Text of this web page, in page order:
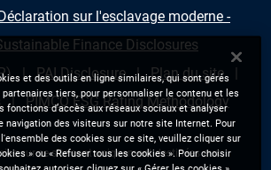
sur l'esclavage moderne -
Finance Disclosures
PAI Disclosure
Plan du site
PIMCO ESG Rating Methodology
sur ce site sont uniquement destinées aux
et des outils en ligne similaires, qui sont gérés
partenaires tiers, pour personnaliser le contenu et les
fonctions d’accès aux réseaux sociaux et analyser
navigation des visiteurs sur notre site Internet. Pour
des cookies sur ce site, veuillez cliquer sur
» ou « Refuser tous les cookies ». Pour choisir